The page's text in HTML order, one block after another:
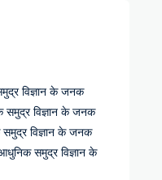
विज्ञान के जनक
समुद्र विज्ञान के जनक
विज्ञान के जनक
समुद्र विज्ञान के